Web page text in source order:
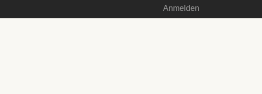
Anmelden